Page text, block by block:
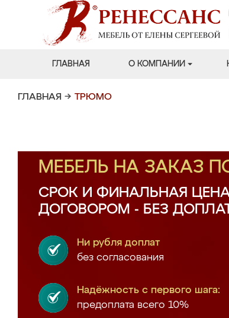
ГЛАВНАЯ О КОМПАНИИ
ГЛАВНАЯ → ТРЮМО
МЕБЕЛЬ НА ЗАКАЗ
СРОК И ФИНАЛЬНАЯ
ДОГОВОРОМ - БЕЗ
Ни рубля доплат
без согласования
Надёжность с первого шага:
предоплата всего 10%